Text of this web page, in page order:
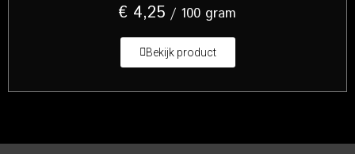
€ 4,25 / 100 gram
Bekijk product